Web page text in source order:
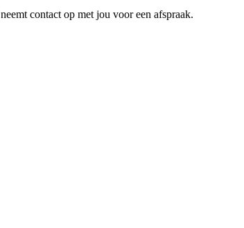
contact op met jou voor een afspraak.